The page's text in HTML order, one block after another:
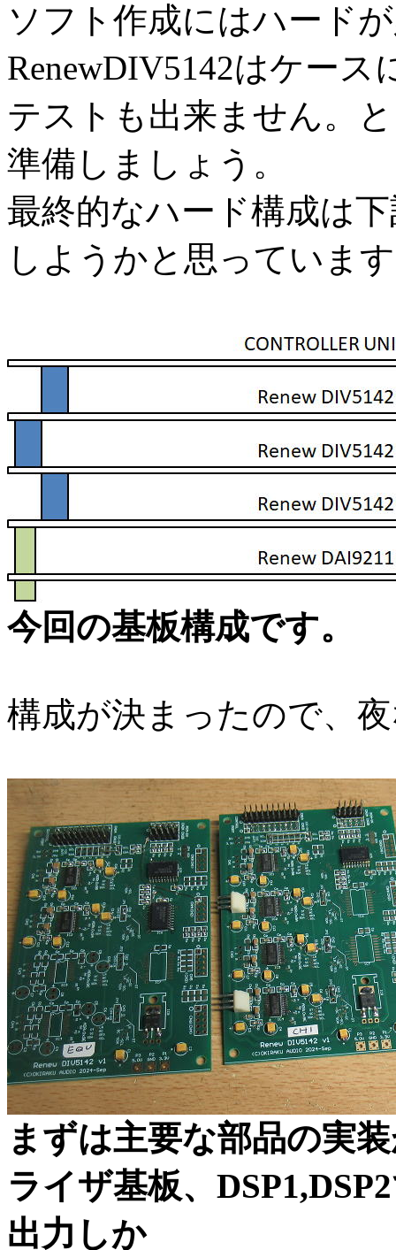
ソフト作成にはハード
RenewDIV5142はケー
テストも出来ません。
準備しましょう。
最終的なハード構成は
しようかと思っていま
今回の基板構成です。
構成が決まったので、
まずは主要な部品の実
ライザ基板、
出力しか